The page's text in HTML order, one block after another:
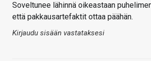
Soveltunee lähinnä oikeastaan
että pakkausartefaktit ottaa päähän.
Kirjaudu sisään vastataksesi